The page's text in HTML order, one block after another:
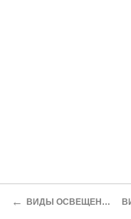
← ВИДЫ ОСВЕЩЕНИЯ